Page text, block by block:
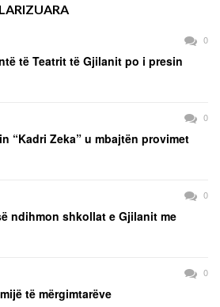
0
të Teatrit të Gjilanit po i presin
0
“Kadri Zeka” u mbajtën provimet
0
ndihmon shkollat e Gjilanit me
0
të mërgimtarëve